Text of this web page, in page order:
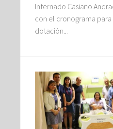
Internado Casiano
con el cronograma
dotación...